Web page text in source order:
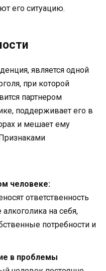
его ситуацию.
является одной
при которой
партнером
поддерживает его в
и мешает ему
человеке:
ответственность
на себя,
потребности и
в проблемы